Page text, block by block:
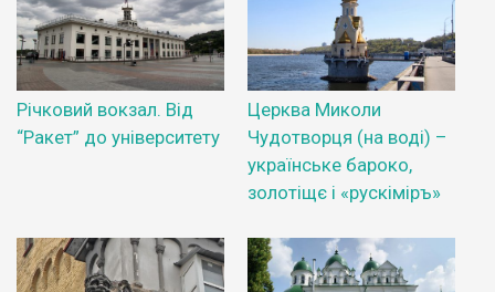
Річковий вокзал. Від
“Ракет” до університету
Церква Миколи
Чудотворця (на воді) –
українське бароко,
золотіщє і «рускіміръ»